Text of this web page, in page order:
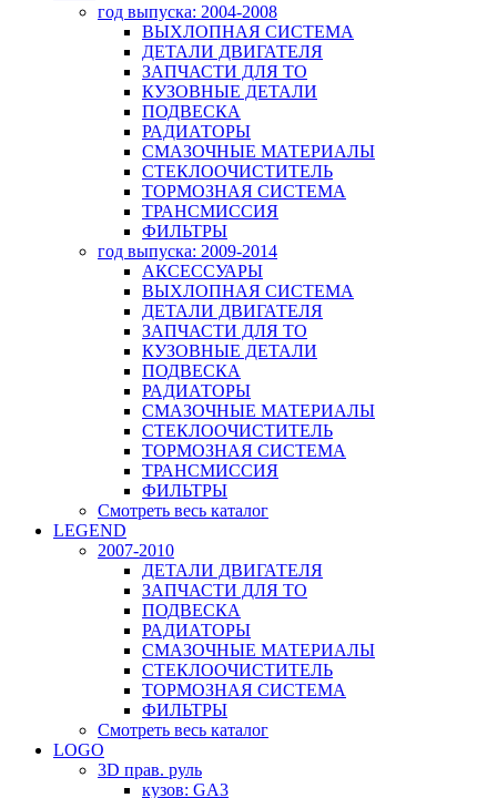
год выпуска: 2004-2008
ВЫХЛОПНАЯ СИСТЕМА
ДЕТАЛИ ДВИГАТЕЛЯ
ЗАПЧАСТИ ДЛЯ ТО
КУЗОВНЫЕ ДЕТАЛИ
ПОДВЕСКА
РАДИАТОРЫ
СМАЗОЧНЫЕ МАТЕРИАЛЫ
СТЕКЛООЧИСТИТЕЛЬ
ТОРМОЗНАЯ СИСТЕМА
ТРАНСМИССИЯ
ФИЛЬТРЫ
год выпуска: 2009-2014
АКСЕССУАРЫ
ВЫХЛОПНАЯ СИСТЕМА
ДЕТАЛИ ДВИГАТЕЛЯ
ЗАПЧАСТИ ДЛЯ ТО
КУЗОВНЫЕ ДЕТАЛИ
ПОДВЕСКА
РАДИАТОРЫ
СМАЗОЧНЫЕ МАТЕРИАЛЫ
СТЕКЛООЧИСТИТЕЛЬ
ТОРМОЗНАЯ СИСТЕМА
ТРАНСМИССИЯ
ФИЛЬТРЫ
Смотреть весь каталог
LEGEND
2007-2010
ДЕТАЛИ ДВИГАТЕЛЯ
ЗАПЧАСТИ ДЛЯ ТО
ПОДВЕСКА
РАДИАТОРЫ
СМАЗОЧНЫЕ МАТЕРИАЛЫ
СТЕКЛООЧИСТИТЕЛЬ
ТОРМОЗНАЯ СИСТЕМА
ФИЛЬТРЫ
Смотреть весь каталог
LOGO
3D прав. руль
кузов: GA3